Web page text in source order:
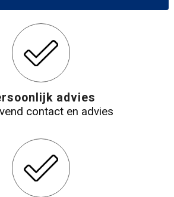
advies
contact en advies